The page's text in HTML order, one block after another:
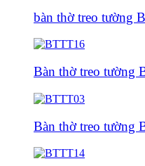
bàn thờ treo tường
Bàn thờ treo tường
Bàn thờ treo tường